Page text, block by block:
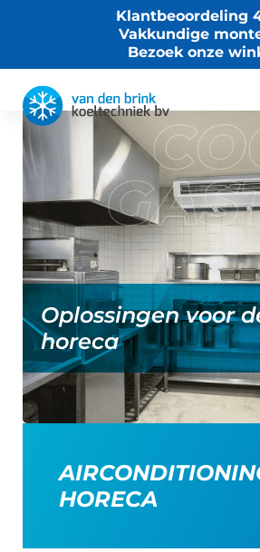
Klantbeoordeling
Vakkundige
Bezoek onze
Oplossingen voor
horeca
HORECA